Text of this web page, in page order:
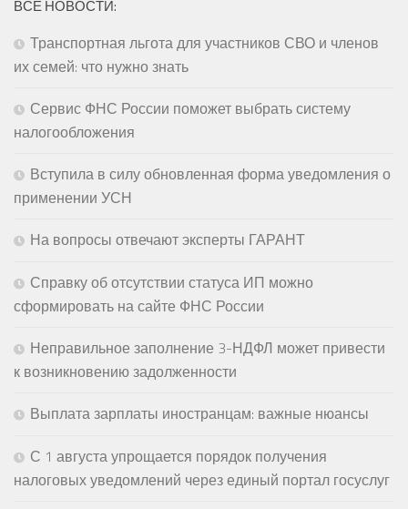
ВСЕ НОВОСТИ:
Транспортная льгота для участников СВО и членов
их семей: что нужно знать
Сервис ФНС России поможет выбрать систему
налогообложения
Вступила в силу обновленная форма уведомления о
применении УСН
На вопросы отвечают эксперты ГАРАНТ
Справку об отсутствии статуса ИП можно
сформировать на сайте ФНС России
Неправильное заполнение 3-НДФЛ может привести
к возникновению задолженности
Выплата зарплаты иностранцам: важные нюансы
С 1 августа упрощается порядок получения
налоговых уведомлений через единый портал госуслуг